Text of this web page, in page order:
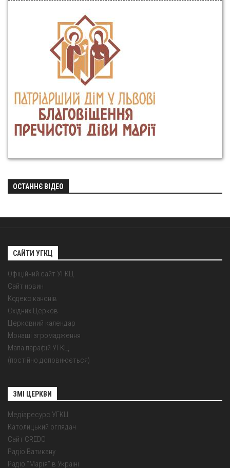
ОСТАННЄ ВІДЕО
САЙТИ УГКЦ
Офіційний сайт УГКЦ
Сайт новин
Кодекс канонів
Східних Церков
Церковний календар
Монаші згромадження
Мапа парафій УГКЦ
(постійно доповнюється)
ЗМІ ЦЕРКВИ
Медіаресурс УГКЦ
Католицький оглядач
Сайт CREDO
Радіо Ватикану
Радіо "Марія" в Україні